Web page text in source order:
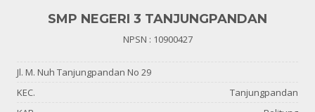
SMP NEGERI 3 TANJUNGPANDAN
NPSN : 10900427
Jl. M. Nuh Tanjungpandan No 29
KEC.
Tanjungpandan